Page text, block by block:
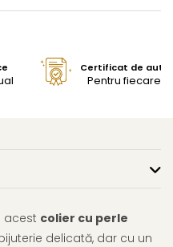
Certificat de
Pentru fiecare
acest colier cu perle
delicată, dar cu un